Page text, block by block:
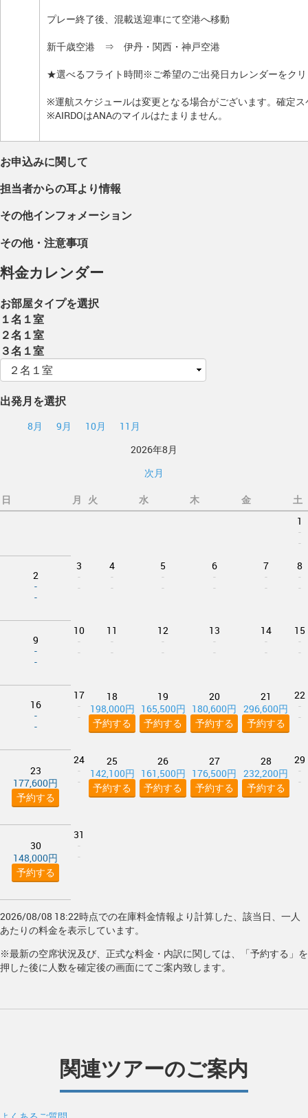
プレー終了後、混載送迎車にて空港へ移動
新千歳空港 ⇒ 伊丹・関西・神戸空港
★選べるフライト時間※ご希望のご出発日カレンダーをク
※運航スケジュールは変更となる場合がございます。確定
※AIRDOはANAのマイルはたまりません。
お申込みに関して
担当者からの耳より情報
その他インフォメーション
その他・注意事項
料金カレンダー
お部屋タイプを選択
１名１室
２名１室
３名１室
出発月を選択
8月 9月 10月
11月
2026年8月
次月
日 月 火 水 木 金
土
1
-
-
2
-
-
3
-
-
4
-
-
5
-
-
6
-
-
7
-
-
8
-
-
9
-
-
10
-
-
11
-
-
12
-
-
13
-
-
14
-
-
15
-
-
16
-
-
17
-
-
18
198,000円
予約する
19
165,500円
予約する
20
180,600円
予約する
21
296,600円
予約する
22
-
-
23
177,600円
予約する
24
-
-
25
142,100円
予約する
26
161,500円
予約する
27
176,500円
予約する
28
232,200円
予約する
29
-
-
30
148,000円
予約する
31
-
-
2026/08/08 18:22時点での在庫料金情報より計算した、該当日、一人
あたりの料金を表示しています。
※最新の空席状況及び、正式な料金・内訳に関しては、「予約する」を
押した後に人数を確定後の画面にてご案内致します。
関連ツアーのご案内